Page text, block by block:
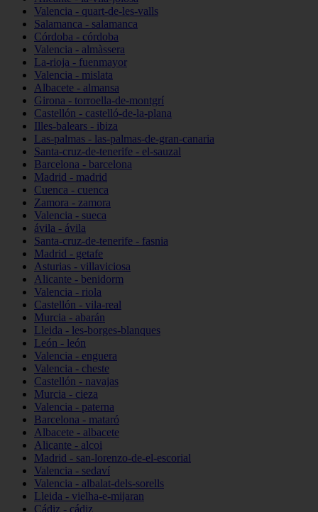
Valencia - quart-de-les-valls
Salamanca - salamanca
Córdoba - córdoba
Valencia - almàssera
La-rioja - fuenmayor
Valencia - mislata
Albacete - almansa
Girona - torroella-de-montgrí
Castellón - castelló-de-la-plana
Illes-balears - ibiza
Las-palmas - las-palmas-de-gran-canaria
Santa-cruz-de-tenerife - el-sauzal
Barcelona - barcelona
Madrid - madrid
Cuenca - cuenca
Zamora - zamora
Valencia - sueca
ávila - ávila
Santa-cruz-de-tenerife - fasnia
Madrid - getafe
Asturias - villaviciosa
Alicante - benidorm
Valencia - riola
Castellón - vila-real
Murcia - abarán
Lleida - les-borges-blanques
León - león
Valencia - enguera
Valencia - cheste
Castellón - navajas
Murcia - cieza
Valencia - paterna
Barcelona - mataró
Albacete - albacete
Alicante - alcoi
Madrid - san-lorenzo-de-el-escorial
Valencia - sedaví
Valencia - albalat-dels-sorells
Lleida - vielha-e-mijaran
Cádiz - cádiz